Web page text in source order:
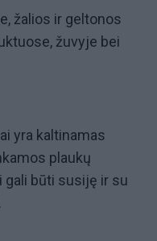
žalios ir geltonos
žuvyje bei
yra kaltinamas
plaukų
gali būti susiję ir su